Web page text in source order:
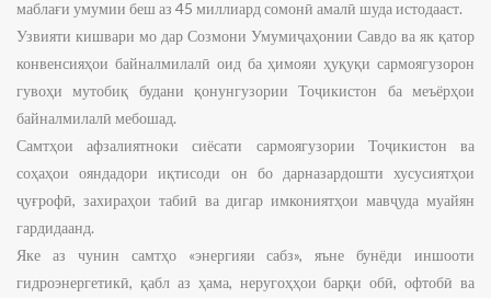
маблағи умумии беш аз 45 миллиард сомонӣ амалӣ шуда истодааст.
Узвияти кишвари мо дар Созмони Умумиҷаҳонии Савдо ва як қатор
конвенсияҳои байналмилалӣ оид ба ҳимояи ҳуқуқи сармоягузорон
гувоҳи мутобиқ будани қонунгузории Тоҷикистон ба меъёрҳои
байналмилалӣ мебошад.
Самтҳои афзалиятноки сиёсати сармоягузории Тоҷикистон ва
соҳаҳои ояндадори иқтисоди он бо дарназардошти хусусиятҳои
ҷуғрофӣ, захираҳои табиӣ ва дигар имкониятҳои мавҷуда муайян
гардидаанд.
Яке аз чунин самтҳо «энергияи сабз», яъне бунёди иншооти
гидроэнергетикӣ, қабл аз ҳама, неругоҳҳои барқи обӣ, офтобӣ ва